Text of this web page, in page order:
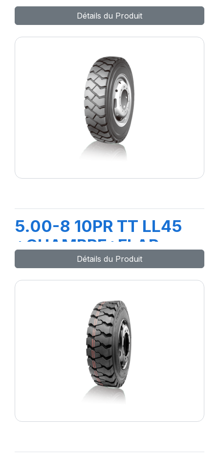
Détails du Produit
5.00-8 10PR TT LL45
+CHAMBRE+FLAP
Détails du Produit